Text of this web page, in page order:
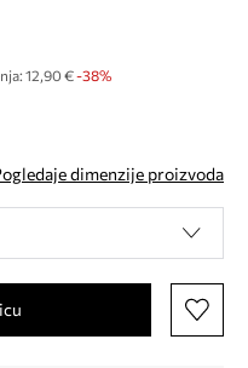
12,90 € -38%
dimenzije proizvoda